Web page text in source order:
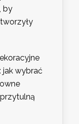
by
jak wybrać